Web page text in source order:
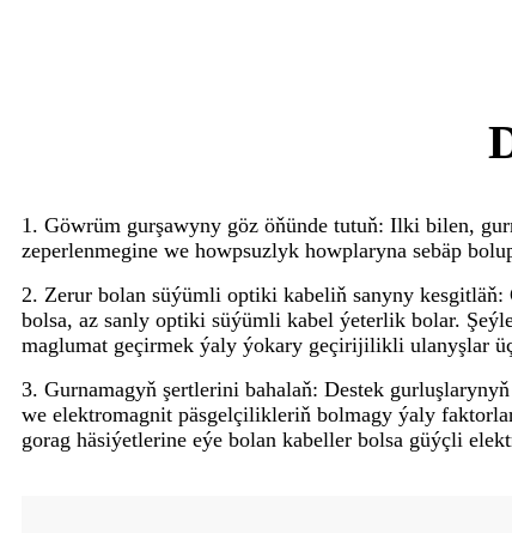
1. Göwrüm gurşawyny göz öňünde tutuň: Ilki bilen,
zeperlenmegine we howpsuzlyk howplaryna sebäp
2. Zerur bolan süýümli optiki kabeliň sanyny
bolsa, az sanly optiki süýümli kabel ýeterlik bolar.
maglumat geçirmek ýaly ýokary geçirijilikli ulanyşlar
3. Gurnamagyň şertlerini bahalaň: Destek
we elektromagnit päsgelçilikleriň bolmagy ýaly
gorag häsiýetlerine eýe bolan kabeller bolsa güýçli